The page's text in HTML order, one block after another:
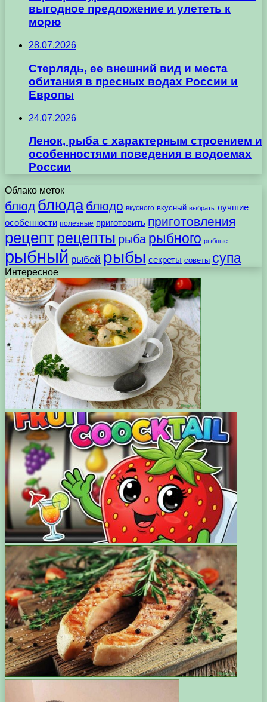
выгодное предложение и улететь к
морю
28.07.2026
Стерлядь, ее внешний вид и места
обитания в пресных водах России и
Европы
24.07.2026
Ленок, рыба с характерным строением и
особенностями поведения в водоемах
России
Облако меток
блюд блюда блюдо вкусного вкусный выбрать лучшие
особенности полезные приготовить приготовления
рецептрецепты рыба рыбного рыбные
рыбный рыбой рыбы секреты советы супа
Интересное